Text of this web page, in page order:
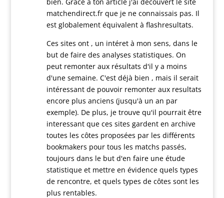
matchendirect.fr que je ne connaissais pas. Il
est globalement équivalent à flashresultats.
Ces sites ont , un intéret à mon sens, dans le
but de faire des analyses statistiques. On
peut remonter aux résultats d'il y a moins
d'une semaine. C'est déjà bien , mais il serait
intéressant de pouvoir remonter aux resultats
encore plus anciens (jusqu'à un an par
exemple). De plus, je trouve qu'il pourrait être
interessant que ces sites gardent en archive
toutes les côtes proposées par les différents
bookmakers pour tous les matchs passés,
toujours dans le but d'en faire une étude
statistique et mettre en évidence quels types
de rencontre, et quels types de côtes sont les
plus rentables.